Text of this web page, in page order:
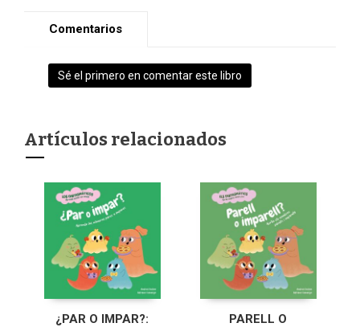
Comentarios
Sé el primero en comentar este libro
Artículos relacionados
¿PAR O IMPAR?:
PARELL O